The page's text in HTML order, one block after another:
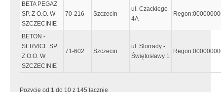
BETA PEGAZ
SP. Z O.O. W
SZCZECINIE
70-216 Szczecin
ul. Czackiego
4A
BETON -
SERVICE SP.
Z O.O. W
SZCZECINIE
71-602 Szczecin
ul. Storrady -
Świętosławy 1
Pozycje od 1 do 10 z 145 łącznie